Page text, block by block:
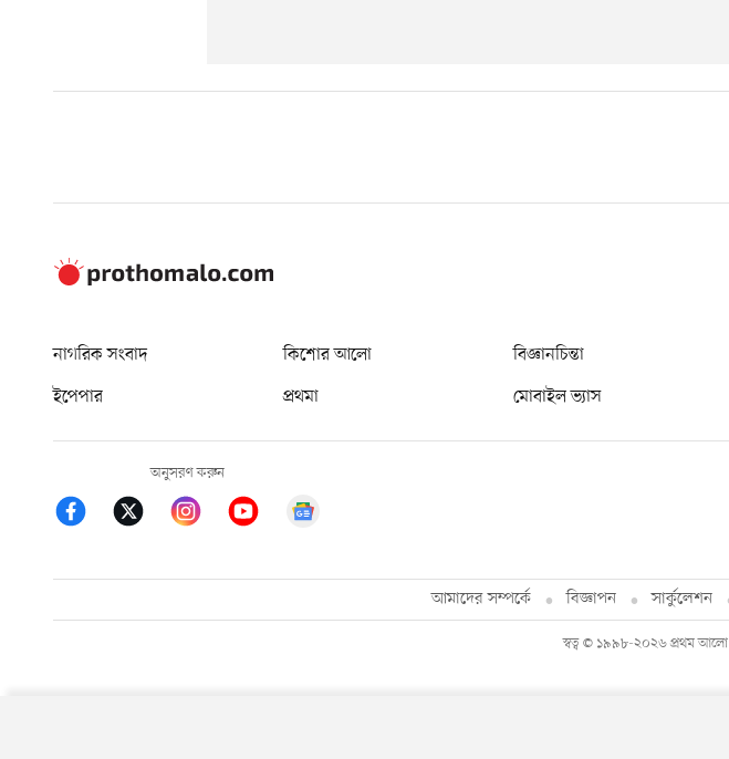
নাগরিক সংবাদ কিশোর আলো বিজ্ঞানচিন্তা
ইপেপার
প্রথমা মোবাইল ভ্যাস
অনুসরণ করুন
আমাদের সম্পর্কে বিজ্ঞাপন সার্কুলেশন
স্বত্ব © ১৯৯৮-২০২৬ প্রথম আলো